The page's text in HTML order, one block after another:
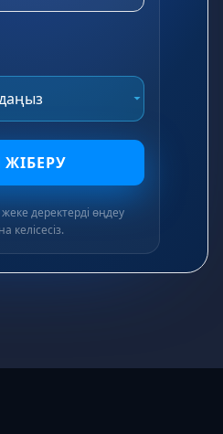
ЖІБЕРУ
деректерді өңдеу
келісесіз.